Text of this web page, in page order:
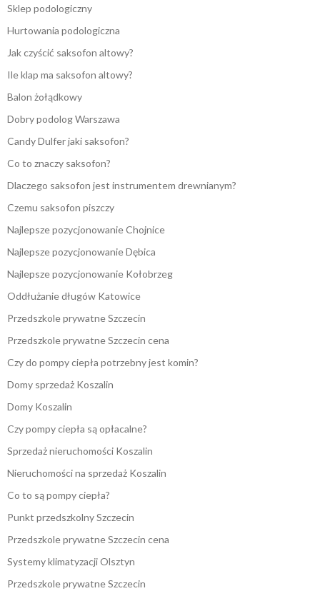
Sklep podologiczny
Hurtowania podologiczna
Jak czyścić saksofon altowy?
Ile klap ma saksofon altowy?
Balon żołądkowy
Dobry podolog Warszawa
Candy Dulfer jaki saksofon?
Co to znaczy saksofon?
Dlaczego saksofon jest instrumentem drewnianym?
Czemu saksofon piszczy
Najlepsze pozycjonowanie Chojnice
Najlepsze pozycjonowanie Dębica
Najlepsze pozycjonowanie Kołobrzeg
Oddłużanie długów Katowice
Przedszkole prywatne Szczecin
Przedszkole prywatne Szczecin cena
Czy do pompy ciepła potrzebny jest komin?
Domy sprzedaż Koszalin
Domy Koszalin
Czy pompy ciepła są opłacalne?
Sprzedaż nieruchomości Koszalin
Nieruchomości na sprzedaż Koszalin
Co to są pompy ciepła?
Punkt przedszkolny Szczecin
Przedszkole prywatne Szczecin cena
Systemy klimatyzacji Olsztyn
Przedszkole prywatne Szczecin